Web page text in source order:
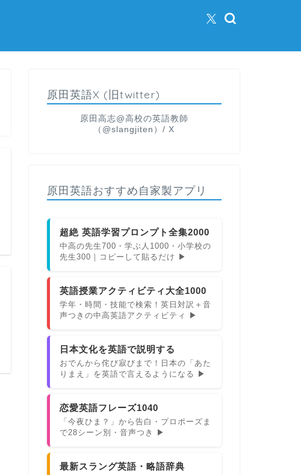
原田英語X (旧twitter)
原田高志@高校の英語教師
（@slangjiten）/ X
原田英語おすすめ自家製アプリ
超絶 英語学習プロンプト全集2000
中高の先生700・学ぶ人1000・小学校の
先生300｜コピーして貼るだけ ▶
英語授業アクティビティ大全1000
学年・時間・技能で検索！英日対訳＋音
声つきの中高英語アクティビティ ▶
日本文化を英語で説明する
おでんから侘び寂びまで！日本の「あた
りまえ」を英語で言えるようになる ▶
恋愛英語フレーズ1040
「今夜ひま？」から告白・プロポーズま
で28シーン別・音声つき ▶
最新スラング英語・略語辞典